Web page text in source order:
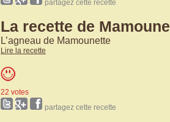
partagez cette recette
La recette de Mamoune
L’agneau de Mamounette
Lire la recette
22 votes
partagez cette recette